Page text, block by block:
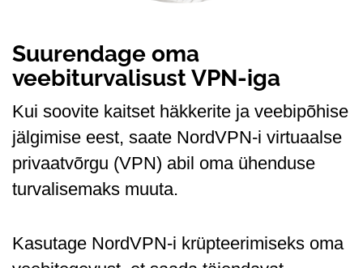
Suurendage oma
veebiturvalisust VPN-iga
Kui soovite kaitset häkkerite ja veebipõhise
jälgimise eest, saate NordVPN-i virtuaalse
privaatvõrgu (VPN) abil oma ühenduse
turvalisemaks muuta.
Kasutage NordVPN-i krüpteerimiseks oma